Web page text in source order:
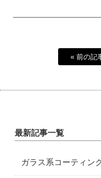
« 前の記
最新記事一覧
ガラス系コーティン